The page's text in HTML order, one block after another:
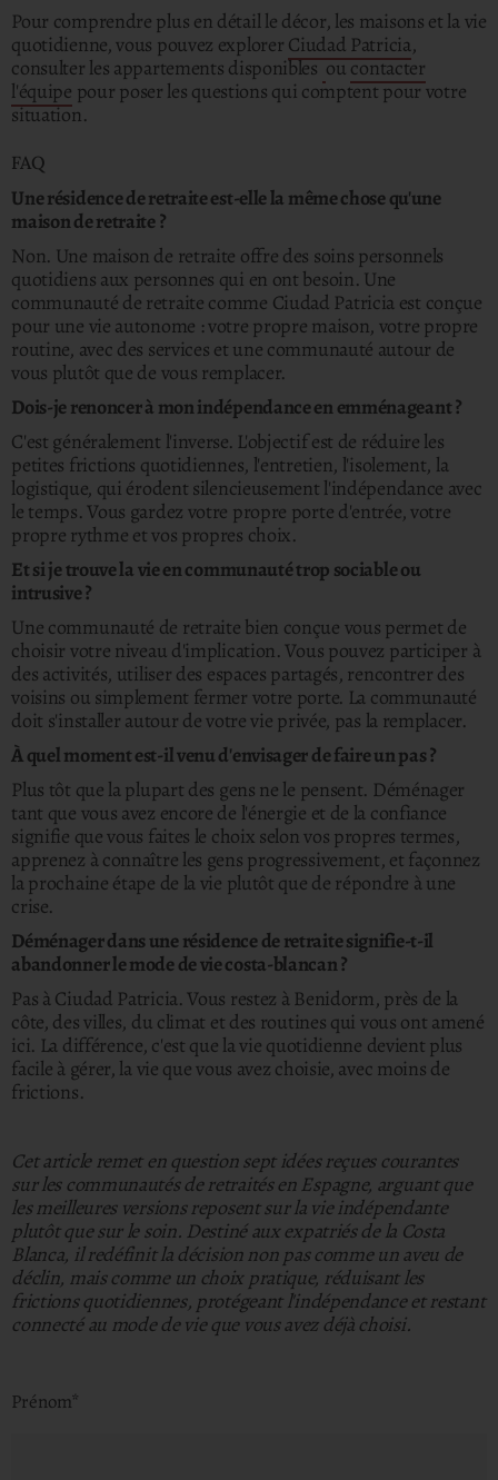
Pour comprendre plus en détail le décor, les maisons et la vie
quotidienne, vous pouvez explorer Ciudad Patricia,
consulter les appartements disponibles oucontacter
l'équipe pour poser les questions qui comptent pour votre
situation.
FAQ
Une résidence de retraite est-elle la même chose qu'une
maison de retraite ?
Non. Une maison de retraite offre des soins personnels
quotidiens aux personnes qui en ont besoin. Une
communauté de retraite comme Ciudad Patricia est conçue
pour une vie autonome : votre propre maison, votre propre
routine, avec des services et une communauté autour de
vous plutôt que de vous remplacer.
Dois-je renoncer à mon indépendance en emménageant ?
C'est généralement l'inverse. L'objectif est de réduire les
petites frictions quotidiennes, l'entretien, l'isolement, la
logistique, qui érodent silencieusement l'indépendance avec
le temps. Vous gardez votre propre porte d'entrée, votre
propre rythme et vos propres choix.
Et si je trouve la vie en communauté trop sociable ou
intrusive ?
Une communauté de retraite bien conçue vous permet de
choisir votre niveau d'implication. Vous pouvez participer à
des activités, utiliser des espaces partagés, rencontrer des
voisins ou simplement fermer votre porte. La communauté
doit s'installer autour de votre vie privée, pas la remplacer.
À quel moment est-il venu d'envisager de faire un pas ?
Plus tôt que la plupart des gens ne le pensent. Déménager
tant que vous avez encore de l'énergie et de la confiance
signifie que vous faites le choix selon vos propres termes,
apprenez à connaître les gens progressivement, et façonnez
la prochaine étape de la vie plutôt que de répondre à une
crise.
Déménager dans une résidence de retraite signifie-t-il
abandonner le mode de vie costa-blancan ?
Pas à Ciudad Patricia. Vous restez à Benidorm, près de la
côte, des villes, du climat et des routines qui vous ont amené
ici. La différence, c'est que la vie quotidienne devient plus
facile à gérer, la vie que vous avez choisie, avec moins de
frictions.
Cet article remet en question sept idées reçues courantes
sur les communautés de retraités en Espagne, arguant que
les meilleures versions reposent sur la vie indépendante
plutôt que sur le soin. Destiné aux expatriés de la Costa
Blanca, il redéfinit la décision non pas comme un aveu de
déclin, mais comme un choix pratique, réduisant les
frictions quotidiennes, protégeant l'indépendance et restant
connecté au mode de vie que vous avez déjà choisi.
Prénom*